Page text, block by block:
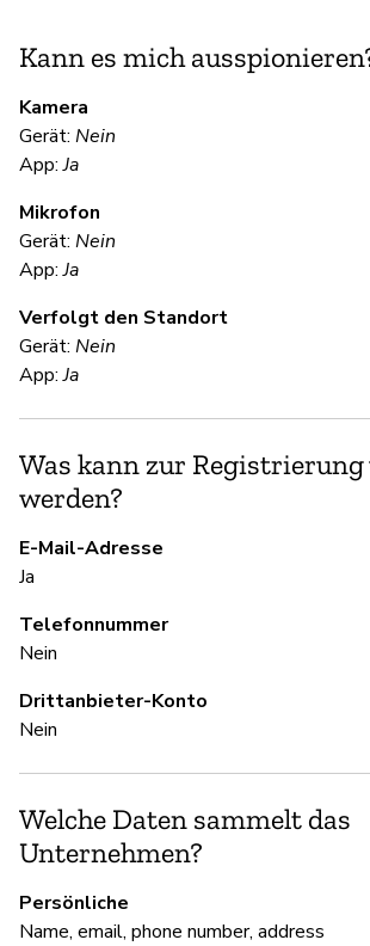
Kann es mich
Kamera
Gerät: Nein
App:Ja
Mikrofon
Gerät: Nein
App:Ja
Verfolgt den Standort
Gerät: Nein
App:Ja
Was kann zur
werden?
E-Mail-Adresse
Ja
Telefonnummer
Nein
Drittanbieter-Konto
Nein
Welche Daten sammelt das
Unternehmen?
Persönliche
Name, email, phone number, address